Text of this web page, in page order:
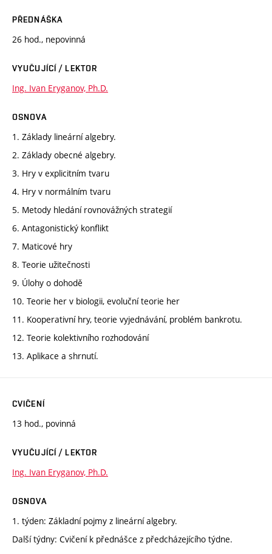
PŘEDNÁŠKA
26 hod., nepovinná
VYUČUJÍCÍ / LEKTOR
Ing. Ivan Eryganov, Ph.D.
OSNOVA
1. Základy lineární algebry.
2. Základy obecné algebry.
3. Hry v explicitním tvaru
4. Hry v normálním tvaru
5. Metody hledání rovnovážných strategií
6. Antagonistický konflikt
7. Maticové hry
8. Teorie užitečnosti
9. Úlohy o dohodě
10. Teorie her v biologii, evoluční teorie her
11. Kooperativní hry, teorie vyjednávání, problém bankrotu.
12. Teorie kolektivního rozhodování
13. Aplikace a shrnutí.
CVIČENÍ
13 hod., povinná
VYUČUJÍCÍ / LEKTOR
Ing. Ivan Eryganov, Ph.D.
OSNOVA
1. týden: Základní pojmy z lineární algebry.
Další týdny: Cvičení k přednášce z předcházejícího týdne.